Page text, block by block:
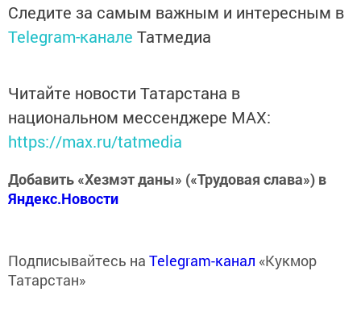
Следите за самым важным и интересным в
Telegram-канале Татмедиа
Читайте новости Татарстана в
национальном мессенджере MАХ:
https://max.ru/tatmedia
Добавить «Хезмэт даны» («Трудовая слава») в
Яндекс.Новости
Подписывайтесь на Telegram-канал «Кукмор
Татарстан»